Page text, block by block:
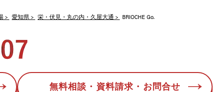
愛知県 栄・伏見・丸の内・久屋大通 BRIOCHE Go.
無料相談・資料請求・お問合せ